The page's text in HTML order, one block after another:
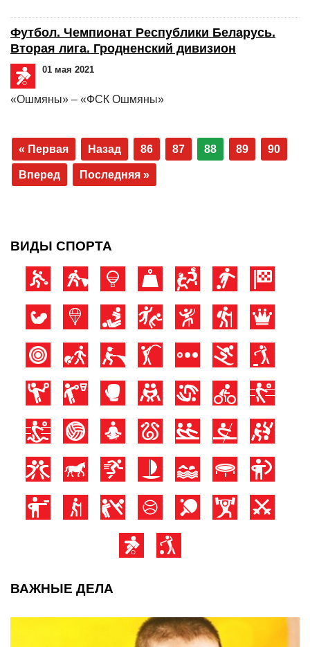
Футбол. Чемпионат Республики Беларусь.
Вторая лига. Гродненский дивизион
01 мая 2021
«Ошмяны» – «ФСК Ошмяны»
« Первая Назад 86 87 88 89 90
Вперед Последняя »
ВИДЫ СПОРТА
ВАЖНЫЕ ДЕЛА